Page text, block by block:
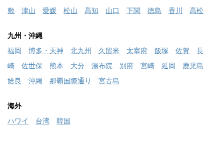
敷
津山 愛媛 松山 高知 山口 下関 徳島 香川 高松
九州・沖縄
福岡
博多・天神 北九州 久留米 太宰府 飯塚 佐賀
長
崎
佐世保 熊本 大分 湯布院 別府 宮崎 延岡
鹿児島
姶良
沖縄 那覇国際通り 宮古島
海外
ハワイ
台湾 韓国